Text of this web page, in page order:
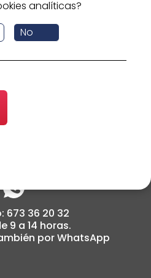
673 36 20 32
9 a 14 horas.
por WhatsApp
No
analíticas?